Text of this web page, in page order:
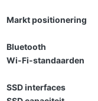
Markt positionering
Bluetooth
Wi-Fi-standaarden
SSD interfaces